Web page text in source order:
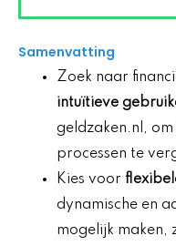
Samenvatting
Zoek naar
intuïtieve
geldzaken.nl,
processen te
Kies voor
dynamische en
mogelijk maken,